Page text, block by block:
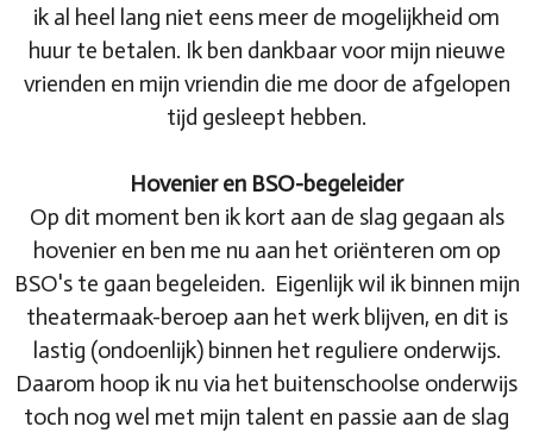
ik al heel lang niet eens meer de mogelijkheid om
huur te betalen. Ik ben dankbaar voor mijn nieuwe
vrienden en mijn vriendin die me door de afgelopen
tijd gesleept hebben.
Hovenier en BSO-begeleider
Op dit moment ben ik kort aan de slag gegaan als
hovenier en ben me nu aan het oriënteren om op
BSO's te gaan begeleiden. Eigenlijk wil ik binnen mijn
theatermaak-beroep aan het werk blijven, en dit is
lastig (ondoenlijk) binnen het reguliere onderwijs.
Daarom hoop ik nu via het buitenschoolse onderwijs
toch nog wel met mijn talent en passie aan de slag